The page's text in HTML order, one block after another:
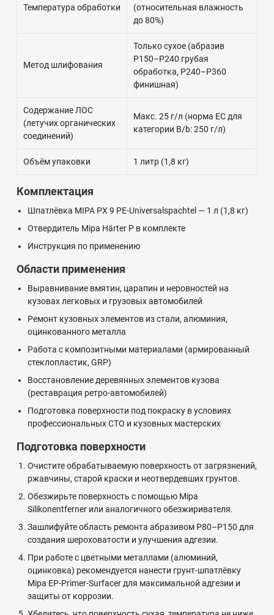
Температура обработки
(относительная влажность
до 80%)
Метод шлифования
Только сухое (абразив
P150–P240 грубая
обработка, P240–P360
финишная)
Содержание ЛОС
(летучих органических
соединений)
Макс. 25 г/л (норма ЕС для
категории B/b: 250 г/л)
Объём упаковки 1 литр (1,8 кг)
Комплектация
Шпатлёвка MIPA PX 9 PE-Universalspachtel — 1 л (1,8 кг)
Отвердитель Mipa Härter P в комплекте
Инструкция по применению
Области применения
Выравнивание вмятин, царапин и неровностей на
кузовах легковых и грузовых автомобилей
Ремонт кузовных элементов из стали, алюминия,
оцинкованного металла
Работа с композитными материалами (армированный
стеклопластик, GRP)
Восстановление деревянных элементов кузова
(реставрация ретро-автомобилей)
Подготовка поверхности под покраску в условиях
профессиональных СТО и кузовных мастерских
Подготовка поверхности
Очистите обрабатываемую поверхность от загрязнений,
ржавчины, старой краски и неотвердевших грунтов.
Обезжирьте поверхность с помощью Mipa
Silikonentferner или аналогичного обезжиривателя.
Зашлифуйте область ремонта абразивом P80–P150 для
создания шероховатости и улучшения адгезии.
При работе с цветными металлами (алюминий,
оцинковка) рекомендуется нанести грунт-шпатлёвку
Mipa EP-Primer-Surfacer для максимальной адгезии и
защиты от коррозии.